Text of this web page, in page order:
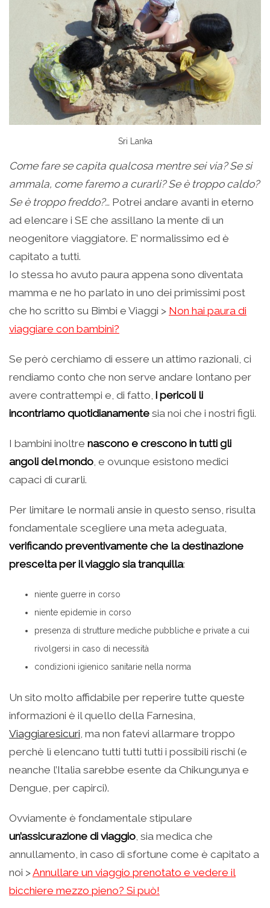
Sri Lanka
Come fare se capita qualcosa mentre sei via? Se si
ammala, come faremo a curarli? Se è troppo caldo?
Se è troppo freddo?… Potrei andare avanti in eterno
ad elencare i SE che assillano la mente di un
neogenitore viaggiatore. E’ normalissimo ed è
capitato a tutti.
Io stessa ho avuto paura appena sono diventata
mamma e ne ho parlato in uno dei primissimi post
che ho scritto su Bimbi e Viaggi > Non hai paura di
viaggiare con bambini?
Se però cerchiamo di essere un attimo razionali, ci
rendiamo conto che non serve andare lontano per
avere contrattempi e, di fatto, i pericoli li
incontriamo quotidianamente sia noi che i nostri figli.
I bambini inoltre nascono e crescono in tutti gli
angoli del mondo , e ovunque esistono medici
capaci di curarli.
Per limitare le normali ansie in questo senso, risulta
fondamentale scegliere una meta adeguata,
verificando preventivamente che la destinazione
prescelta per il viaggio sia tranquilla:
niente guerre in corso
niente epidemie in corso
presenza di strutture mediche pubbliche e private a cui
rivolgersi in caso di necessità
condizioni igienico sanitarie nella norma
Un sito molto affidabile per reperire tutte queste
informazioni è il quello della Farnesina,
Viaggiaresicuri , ma non fatevi allarmare troppo
perchè lì elencano tutti tutti tutti i possibili rischi (e
neanche l’Italia sarebbe esente da Chikungunya e
Dengue, per capirci).
Ovviamente è fondamentale stipulare
un’assicurazione di viaggio , sia medica che
annullamento, in caso di sfortune come è capitato a
noi >Annullare un viaggio prenotato e vedere il
bicchiere mezzo pieno? Si può!